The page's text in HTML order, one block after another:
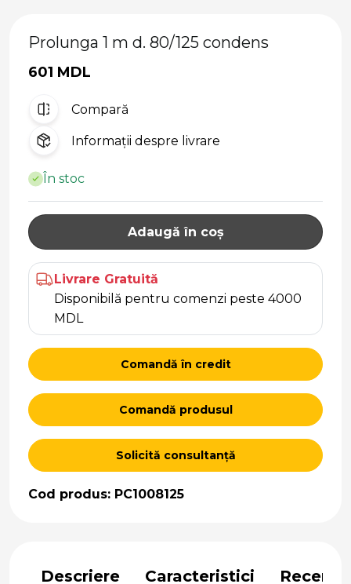
Prolunga 1 m d. 80/125 condens
601 MDL
Compară
Informații despre livrare
În stoc
Adaugă în coș
Livrare Gratuită
Disponibilă pentru comenzi peste 4000
MDL
Comandă în credit
Comandă produsul
Solicită consultanță
Cod produs: PC1008125
Descriere Caracteristici